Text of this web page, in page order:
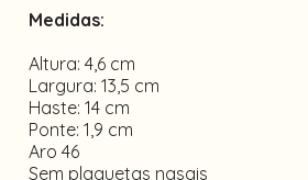
Medidas:
Altura: 4,6 cm
Largura: 13,5 cm
Haste: 14 cm
Ponte: 1,9 cm
Aro 46
Sem plaquetas nasais